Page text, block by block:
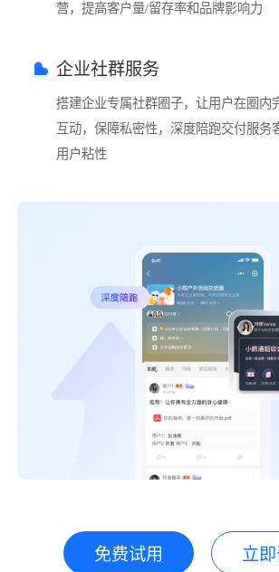
营，提高客户量/留存率和品牌影响力
企业社群服务
搭建企业专属社群圈子，让用户在圈内
互动，保障私密性，深度陪跑交付服务
用户粘性
免费试用 立